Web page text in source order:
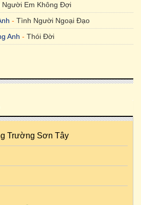
Người Em Không Đợi
- Tình Người Ngoại Đạo
Anh - Thói Đời
Trường Sơn Tây